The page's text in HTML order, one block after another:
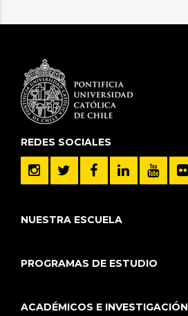
REDES SOCIALES
NUESTRA ESCUELA
PROGRAMAS DE ESTUDIO
ACADÉMICOS E INVESTIGACIÓN